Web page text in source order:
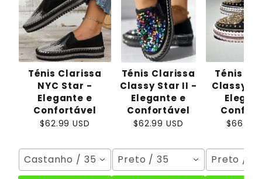
Ténis Clarissa
NYC Star -
Elegante e
Confortável
$62.99 USD
Castanho / 35
Ténis Clarissa
Classy Star II -
Elegante e
Confortável
$62.99 USD
Preto / 35
Ténis
Classy
$66.99
Preto / 35